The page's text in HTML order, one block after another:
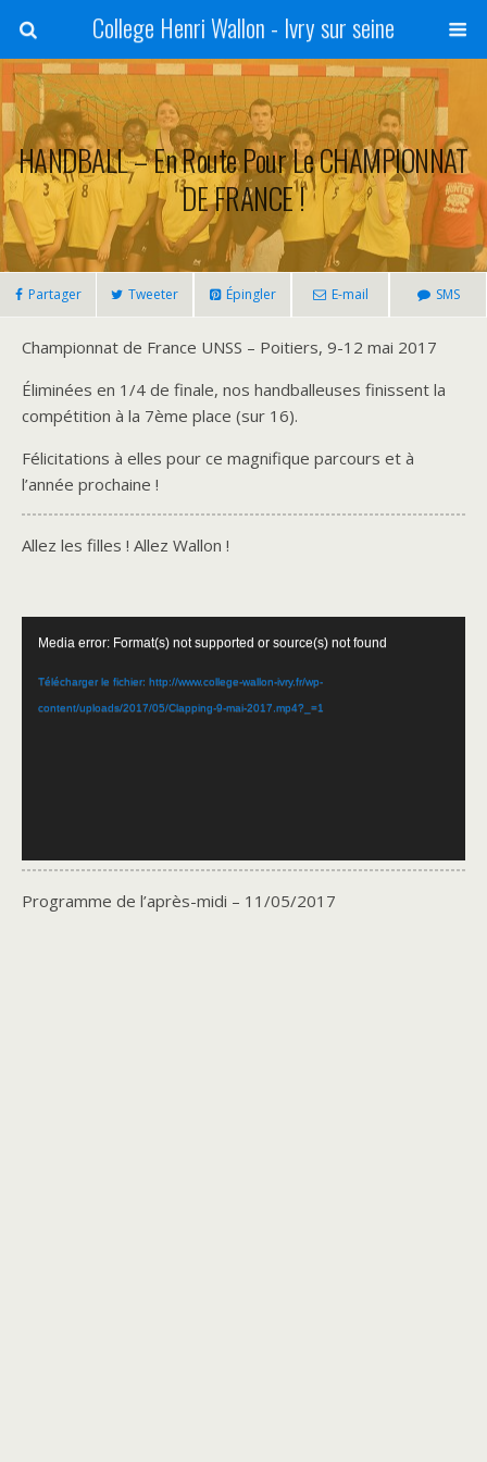
College Henri Wallon - Ivry sur seine
HANDBALL – En Route Pour Le CHAMPIONNAT
DE FRANCE !
Partager Tweeter Épingler E-mail SMS
Championnat de France UNSS – Poitiers, 9-12 mai 2017
Éliminées en 1/4 de finale, nos handballeuses finissent la
compétition à la 7ème place (sur 16).
Félicitations à elles pour ce magnifique parcours et à
l’année prochaine !
Allez les filles ! Allez Wallon !
vidéo
Media error: Format(s) not supported or source(s) not found
Télécharger le fichier: http://www.college-wallon-ivry.fr/wp-
content/uploads/2017/05/Clapping-9-mai-2017.mp4?_=1
Programme de l’après-midi – 11/05/2017